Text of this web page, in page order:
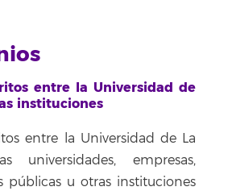
entre la Universidad de
instituciones
entre la Universidad de La
universidades, empresas,
públicas u otras instituciones